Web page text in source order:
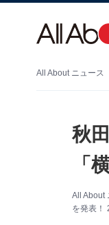
All About ニュース
秋
「
All About
を発表！